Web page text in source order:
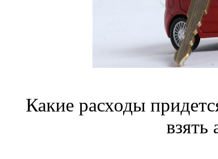
Какие расходы
взять